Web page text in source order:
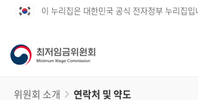
이 누리집은 대한민국 공식 전자정부 누리집입
위원회 소개 연락처 및 약도